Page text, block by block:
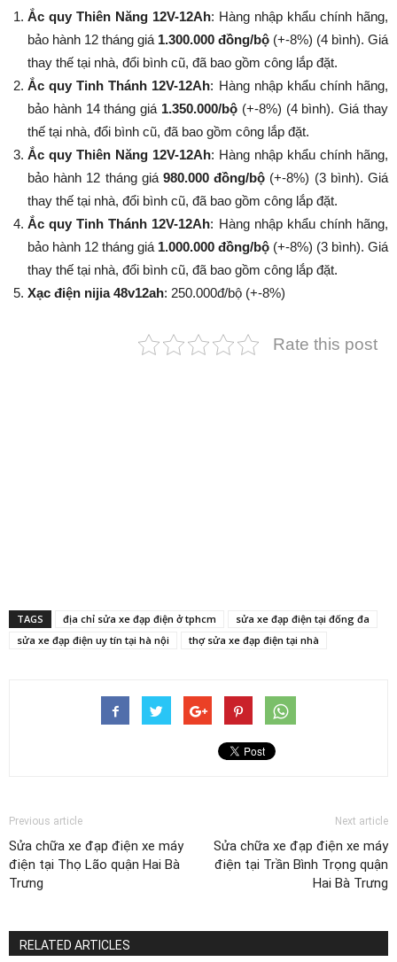
Ắc quy Thiên Năng 12V-12Ah: Hàng nhập khẩu chính hãng,
bảo hành 12 tháng giá 1.300.000 đồng/bộ (+-8%) (4 bình). Giá
thay thế tại nhà, đổi bình cũ, đã bao gồm công lắp đặt.
Ắc quy Tinh Thánh 12V-12Ah: Hàng nhập khẩu chính hãng,
bảo hành 14 tháng giá 1.350.000/bộ (+-8%​​​​​​​) (4 bình). Giá thay
thế tại nhà, đổi bình cũ, đã bao gồm công lắp đặt.
Ắc quy Thiên Năng 12V-12Ah: Hàng nhập khẩu chính hãng,
bảo hành 12 tháng giá 980.000 đồng/bộ (+-8%​​​​​​​) (3 bình). Giá
thay thế tại nhà, đổi bình cũ, đã bao gồm công lắp đặt.
Ắc quy Tinh Thánh 12V-12Ah: Hàng nhập khẩu chính hãng,
bảo hành 12 tháng giá 1.000.000 đồng/bộ (+-8%​​​​​​​) (3 bình). Giá
thay thế tại nhà, đổi bình cũ, đã bao gồm công lắp đặt.
Xạc điện nijia 48v12ah: 250.000đ/bộ (+-8%​​​​​​​)
Rate this post
TAGS địa chỉ sửa xe đạp điện ở tphcm
sửa xe đạp điện tại đống đa
sửa xe đạp điện uy tín tại hà nội
thợ sửa xe đạp điện tại nhà
Previous article
Sửa chữa xe đạp điện xe máy
điện tại Thọ Lão quận Hai Bà
Trưng
Next article
Sửa chữa xe đạp điện xe máy
điện tại Trần Bình Trọng quận
Hai Bà Trưng
RELATED ARTICLES